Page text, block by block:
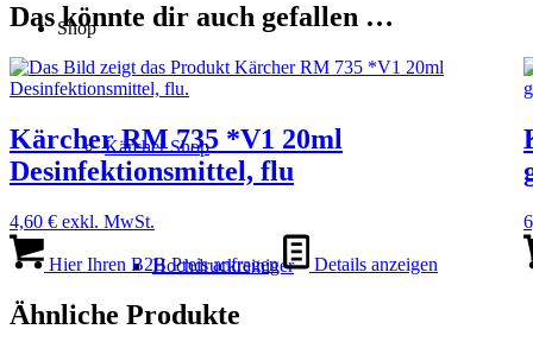
Shop
Kärcher Shop
Hochdruckreiniger
Das könnte dir auch gefallen …
Kärcher RM 735 *V1 20ml
Desinfektionsmittel, flu
4,60 € exkl. MwSt.
Hier Ihren B2B Preis anfragen Details anzeigen
Ähnliche Produkte